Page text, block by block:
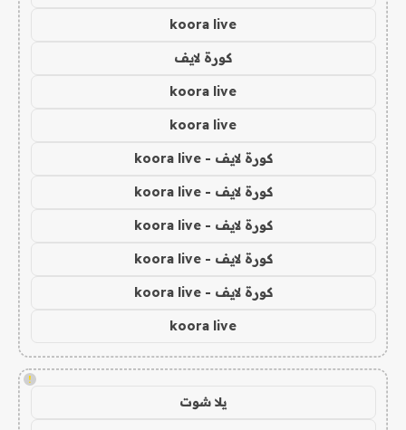
koora live
كورة لايف
koora live
koora live
كورة لايف - koora live
كورة لايف - koora live
كورة لايف - koora live
كورة لايف - koora live
كورة لايف - koora live
koora live
!
يلا شوت